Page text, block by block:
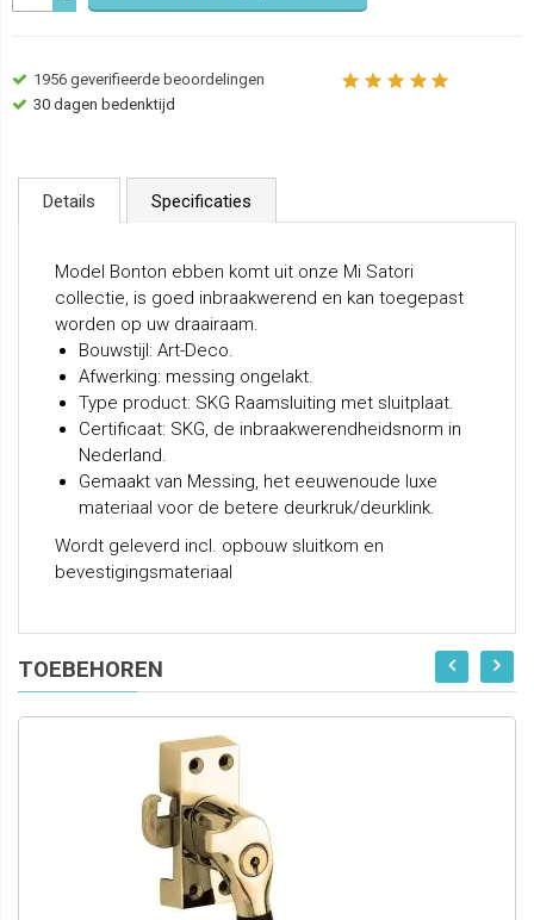
1956 geverifieerde beoordelingen
30 dagen bedenktijd
Details Specificaties
Model Bonton ebben komt uit onze Mi Satori
collectie, is goed inbraakwerend en kan toegepast
worden op uw draairaam.
Bouwstijl: Art-Deco.
Afwerking: messing ongelakt.
Type product: SKG Raamsluiting met sluitplaat.
Certificaat: SKG, de inbraakwerendheidsnorm in
Nederland.
Gemaakt van Messing, het eeuwenoude luxe
materiaal voor de betere deurkruk/deurklink.
Wordt geleverd incl. opbouw sluitkom en
bevestigingsmateriaal
TOEBEHOREN